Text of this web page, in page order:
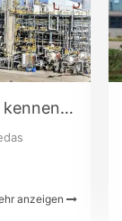
Xinjiang chemiewerke - kennen sie das
anzeigen